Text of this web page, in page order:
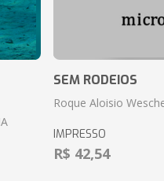
SEM RODEIOS
Roque Aloisio
IMPRESSO
R$ 42,54